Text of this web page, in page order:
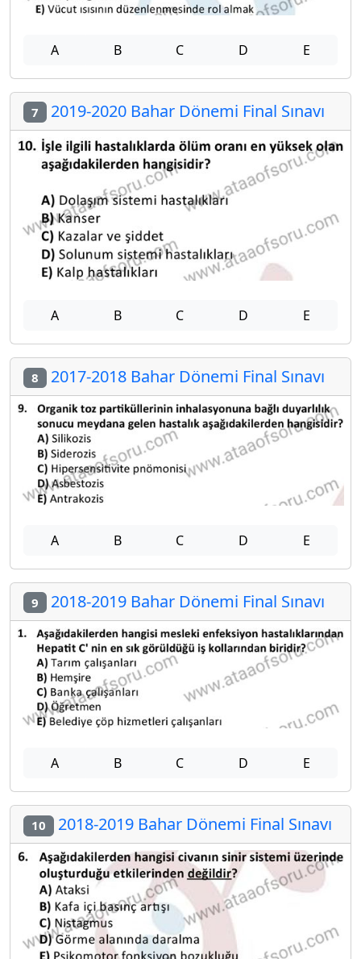
A B C D E
7 2019-2020 Bahar Dönemi Final Sınavı
A B C D E
8 2017-2018 Bahar Dönemi Final Sınavı
A B C D E
9 2018-2019 Bahar Dönemi Final Sınavı
A B C D E
10 2018-2019 Bahar Dönemi Final Sınavı